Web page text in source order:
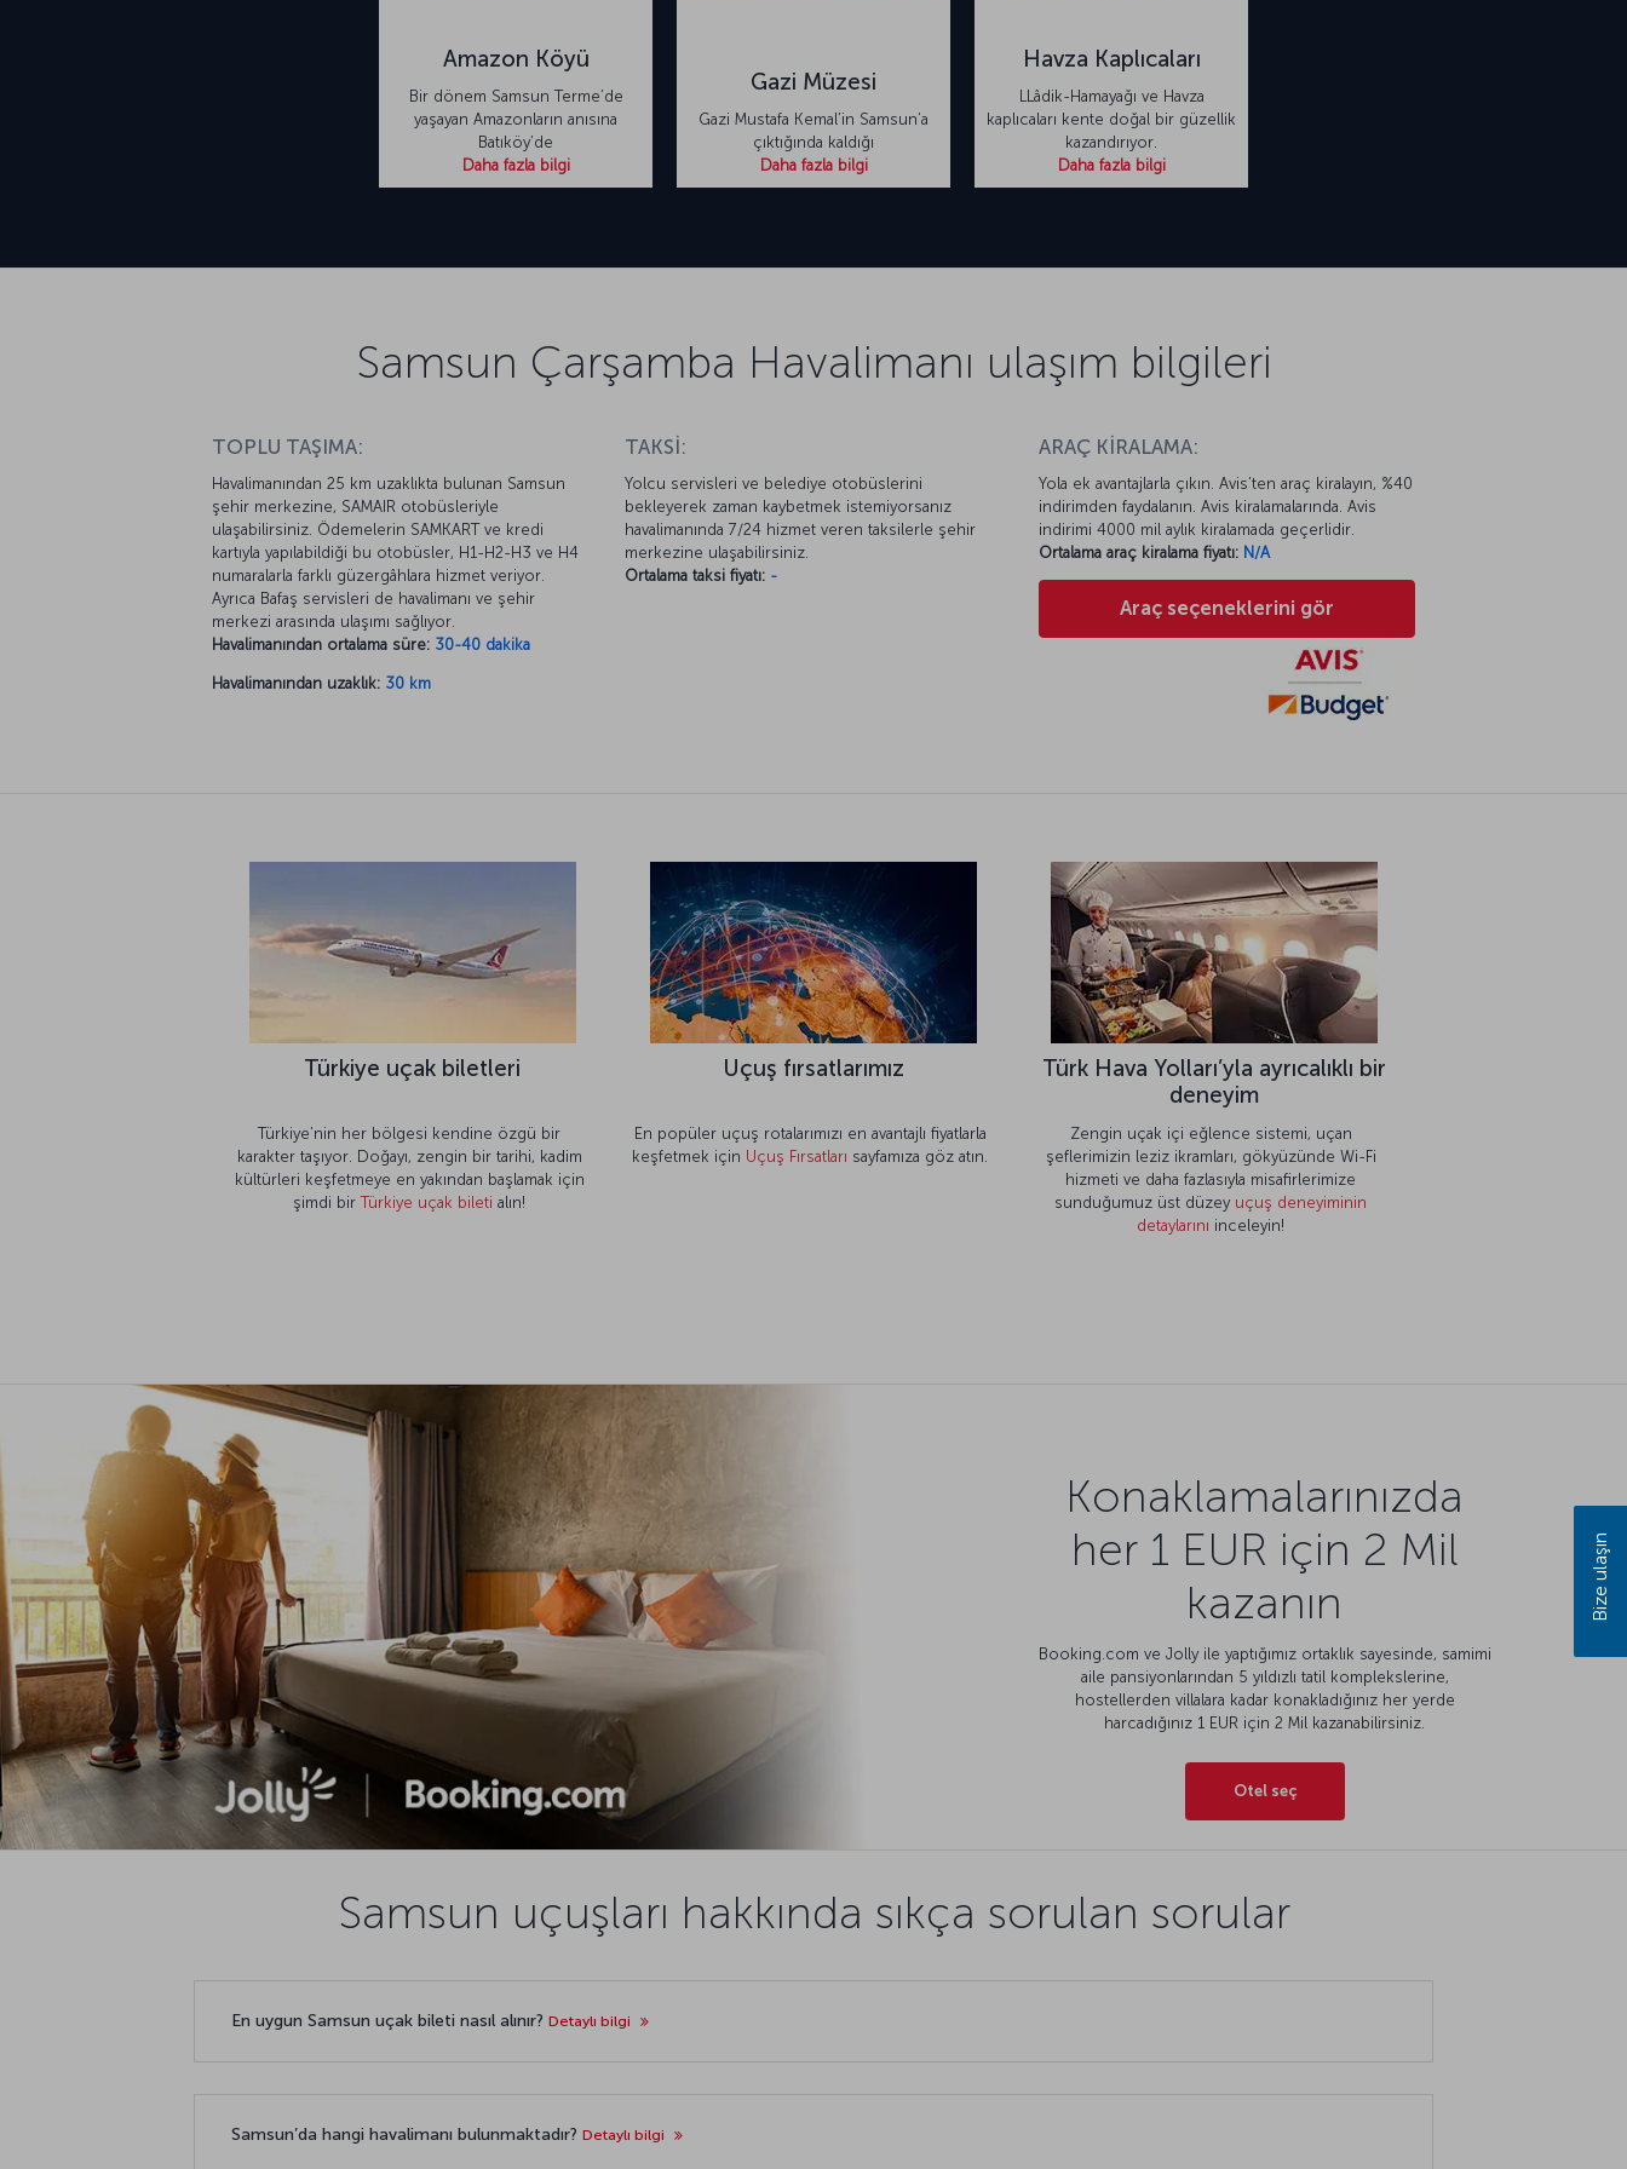
Amazon Köyü
Bir dönem Samsun Terme’de
yaşayan Amazonların anısına
Batıköy’de
Daha fazla bilgi
Gazi Müzesi
Gazi Mustafa Kemal’in Samsun’a
çıktığında kaldığı
Daha fazla bilgi
Havza Kaplıcaları
LLâdik-Hamayağı ve Havza
kaplıcaları kente doğal bir güzellik
kazandırıyor.
Daha fazla bilgi
Samsun Çarşamba Havalimanı ulaşım bilgileri
TOPLU TAŞIMA:
Havalimanından 25 km uzaklıkta bulunan Samsun
şehir merkezine, SAMAIR otobüsleriyle
ulaşabilirsiniz. Ödemelerin SAMKART ve kredi
kartıyla yapılabildiği bu otobüsler, H1-H2-H3 ve H4
numaralarla farklı güzergâhlara hizmet veriyor.
Ayrıca Bafaş servisleri de havalimanı ve şehir
merkezi arasında ulaşımı sağlıyor.
Havalimanından ortalama süre: 30-40 dakika
Havalimanından uzaklık: 30 km
TAKSİ:
Yolcu servisleri ve belediye otobüslerini
bekleyerek zaman kaybetmek istemiyorsanız
havalimanında 7/24 hizmet veren taksilerle şehir
merkezine ulaşabilirsiniz.
Ortalama taksi fiyatı: -
ARAÇ KİRALAMA:
Yola ek avantajlarla çıkın. Avis’ten araç kiralayın, %40
indirimden faydalanın. Avis kiralamalarında. Avis
indirimi 4000 mil aylık kiralamada geçerlidir.
Ortalama araç kiralama fiyatı: N/A
Araç seçeneklerini gör
Türkiye uçak biletleri
Türkiye’nin her bölgesi kendine özgü bir
karakter taşıyor. Doğayı, zengin bir tarihi, kadim
kültürleri keşfetmeye en yakından başlamak için
şimdi birTürkiye uçak bileti alın!
Uçuş fırsatlarımız
En popüler uçuş rotalarımızı en avantajlı fiyatlarla
keşfetmek için Uçuş Fırsatları sayfamıza göz atın.
Türk Hava Yolları’yla ayrıcalıklı bir
deneyim
Zengin uçak içi eğlence sistemi, uçan
şeflerimizin leziz ikramları, gökyüzünde Wi-Fi
hizmeti ve daha fazlasıyla misafirlerimize
sunduğumuz üst düzey uçuş deneyiminin
detaylarını inceleyin!
Konaklamalarınızda
her 1 EUR için 2 Mil
kazanın
Booking.com ve Jolly ile yaptığımız ortaklık sayesinde, samimi
aile pansiyonlarından 5 yıldızlı tatil komplekslerine,
hostellerden villalara kadar konakladığınız her yerde
harcadığınız 1 EUR için 2 Mil kazanabilirsiniz.
Otel seç
Samsun uçuşları hakkında sıkça sorulan sorular
En uygun Samsun uçak bileti nasıl alınır? Detaylı bilgi
Samsun’da hangi havalimanı bulunmaktadır? Detaylı bilgi
Bize ulaşın